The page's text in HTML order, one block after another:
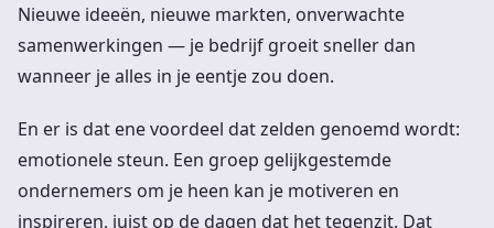
Nieuwe ideeën, nieuwe markten, onverwachte
samenwerkingen — je bedrijf groeit sneller dan
wanneer je alles in je eentje zou doen.
En er is dat ene voordeel dat zelden genoemd wordt:
emotionele steun. Een groep gelijkgestemde
ondernemers om je heen kan je motiveren en
inspireren, juist op de dagen dat het tegenzit. Dat